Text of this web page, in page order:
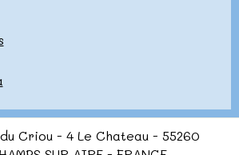
Criou - 4 Le Chateau - 55260